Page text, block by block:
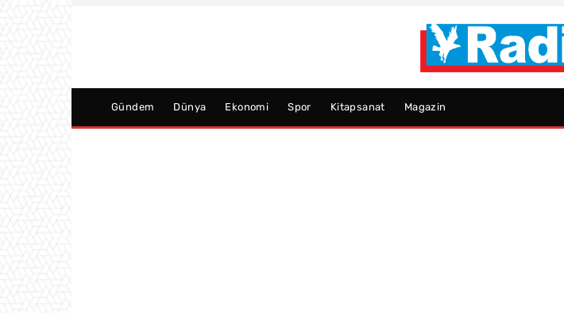
Gündem Dünya Ekonomi Spor Kitapsanat Magazin